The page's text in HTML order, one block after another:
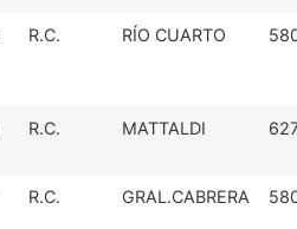
R.C. RÍO CUARTO
R.C. MATTALDI
R.C. GRAL.CABRERA